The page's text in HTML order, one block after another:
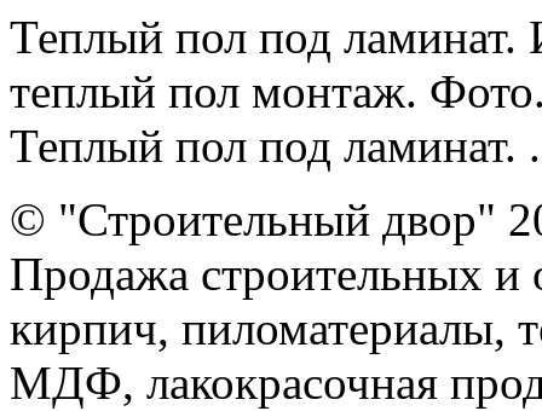
Теплый пол под
теплый пол монтаж.
Теплый пол под ламинат.
© "Строительный двор"
Продажа строительных и
кирпич, пиломатериалы,
МДФ, лакокрасочная